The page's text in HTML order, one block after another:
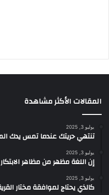
المقالات الأكثر مشاهدة
يوليو 3, 2025
تنتهي حريتك عندما تمس يدك
يوليو 3, 2025
إن اللغة مظهر من مظاهر
يوليو 3, 2025
كالذي يحتاج لموافقة مختار